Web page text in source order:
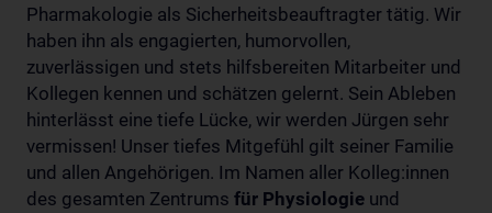
Pharmakologie als Sicherheitsbeauftragter tätig. Wir
haben ihn als engagierten, humorvollen,
zuverlässigen und stets hilfsbereiten Mitarbeiter und
Kollegen kennen und schätzen gelernt. Sein Ableben
hinterlässt eine tiefe Lücke, wir werden Jürgen sehr
vermissen! Unser tiefes Mitgefühl gilt seiner Familie
und allen Angehörigen. Im Namen aller Kolleg:innen
des gesamten Zentrums für Physiologie und